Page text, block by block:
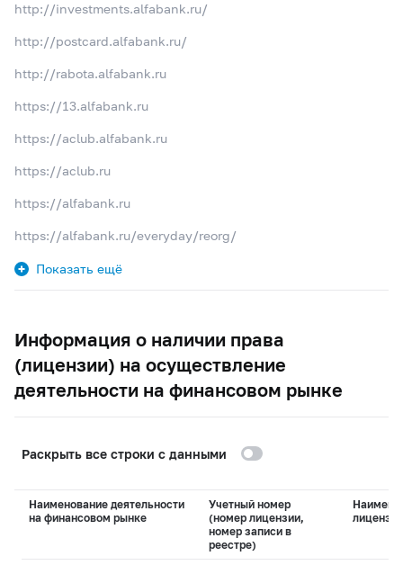
http://investments.alfabank.ru/
http://postcard.alfabank.ru/
http://rabota.alfabank.ru
https://13.alfabank.ru
https://aclub.alfabank.ru
https://aclub.ru
https://alfabank.ru
https://alfabank.ru/everyday/reorg/
Показать ещё
Информация о наличии права
(лицензии) на осуществление
деятельности на финансовом рынке
Раскрыть все строки с данными
Наименование деятельности
на финансовом рынке
Учетный номер
(номер лицензии,
номер записи в
реестре)
лицензии